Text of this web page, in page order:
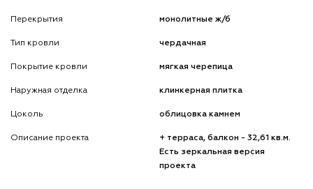
Перекрытия монолитные ж/б
Тип кровли чердачная
Покрытие кровли мягкая черепица
Наружная отделка клинкерная плитка
Цоколь облицовка камнем
Описание проекта
+ терраса, балкон - 32,61 кв.м.
Есть зеркальная версия
проекта